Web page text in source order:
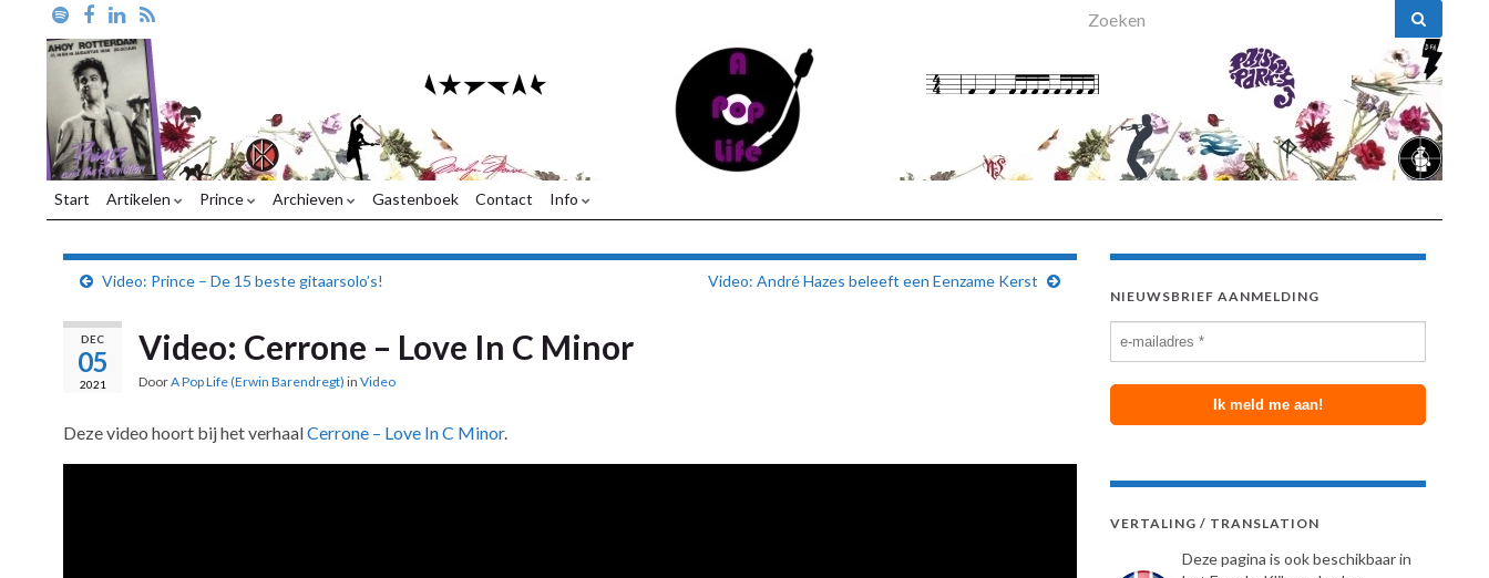
Search for:
Start Artikelen Prince Archieven Gastenboek Contact Info
Video: Prince – De 15 beste gitaarsolo’s! Video: André Hazes beleeft een Eenzame Kerst
DEC
05
2021
Video: Cerrone – Love In C Minor
DoorA Pop Life (Erwin Barendregt) in Video
Deze video hoort bij het verhaalCerrone – Love In C Minor.
NIEUWSBRIEF AANMELDING
VERTALING / TRANSLATION
Deze pagina is ook beschikbaar in